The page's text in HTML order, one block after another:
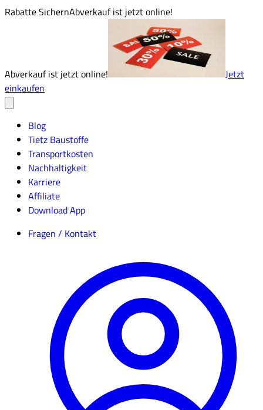
Rabatte SichernAbverkauf ist jetzt online!
Abverkauf ist jetzt online!
Jetzt
einkaufen
Blog
Tietz Baustoffe
Transportkosten
Nachhaltigkeit
Karriere
Affiliate
Download App
Fragen / Kontakt